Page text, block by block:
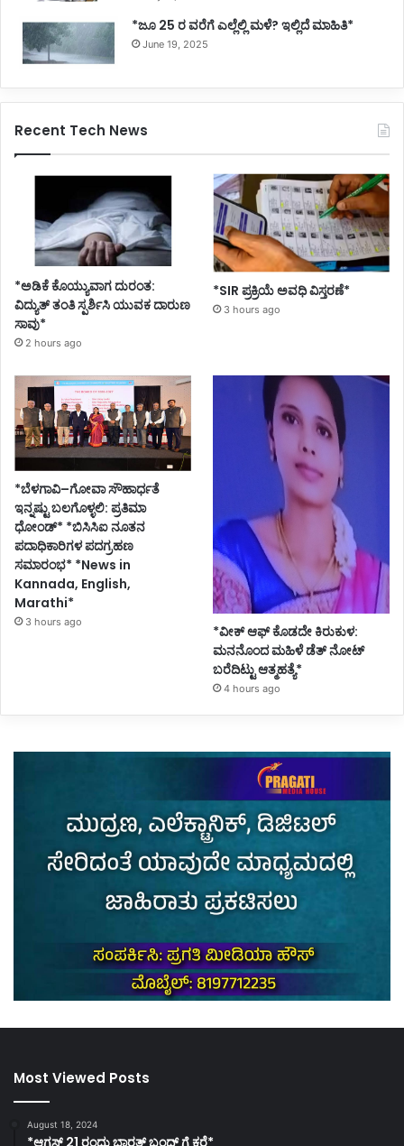
*ಜೂ 25 ರ ವರೆಗೆ ಎಲ್ಲೆಲ್ಲಿ ಮಳೆ? ಇಲ್ಲಿದೆ ಮಾಹಿತಿ*
June 19, 2025
Recent Tech News
*ಅಡಿಕೆ ಕೊಯ್ಯುವಾಗ ದುರಂತ:
ವಿದ್ಯುತ್ ತಂತಿ ಸ್ಪರ್ಶಿಸಿ ಯುವಕ ದಾರುಣ
ಸಾವು*
2 hours ago
*SIR ಪ್ರಕ್ರಿಯೆ ಅವಧಿ ವಿಸ್ತರಣೆ*
3 hours ago
*ಬೆಳಗಾವಿ–ಗೋವಾ ಸೌಹಾರ್ಧತೆ
ಇನ್ನಷ್ಟು ಬಲಗೊಳ್ಳಲಿ: ಪ್ರತಿಮಾ
ಧೋಂಡ್* *ಬಿಸಿಸಿಐ ನೂತನ
ಪದಾಧಿಕಾರಿಗಳ ಪದಗ್ರಹಣ
ಸಮಾರಂಭ* *News in
Kannada, English,
Marathi*
3 hours ago
*ವೀಕ್ ಆಫ್ ಕೊಡದೇ ಕಿರುಕುಳ:
ಮನನೊಂದ ಮಹಿಳೆ ಡೆತ್ ನೋಟ್
ಬರೆದಿಟ್ಟು ಆತ್ಮಹತ್ಯೆ*
4 hours ago
Most Viewed Posts
August 18, 2024